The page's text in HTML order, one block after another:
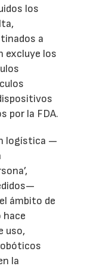
los
a
excluye los
por la FDA.
logística —
ámbito de
hace
uso,
la